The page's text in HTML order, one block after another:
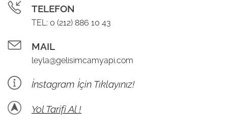
TELEFON
TEL: 0 (212) 886 10 43
MAIL
leyla@gelisimcamyapi.com
İnstagram İçin Tıklayınız!
Yol Tarifi Al !